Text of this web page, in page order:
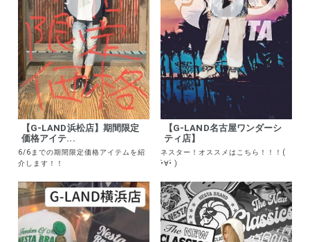
【G-LAND浜松店】期間限定
価格アイテ...
6/6までの期間限定価格アイテムを紹
介します！！
【G-LAND名古屋ワンダーシ
ティ店】
ネスター！オススメはこちら！！！(
•̀∀•́ )